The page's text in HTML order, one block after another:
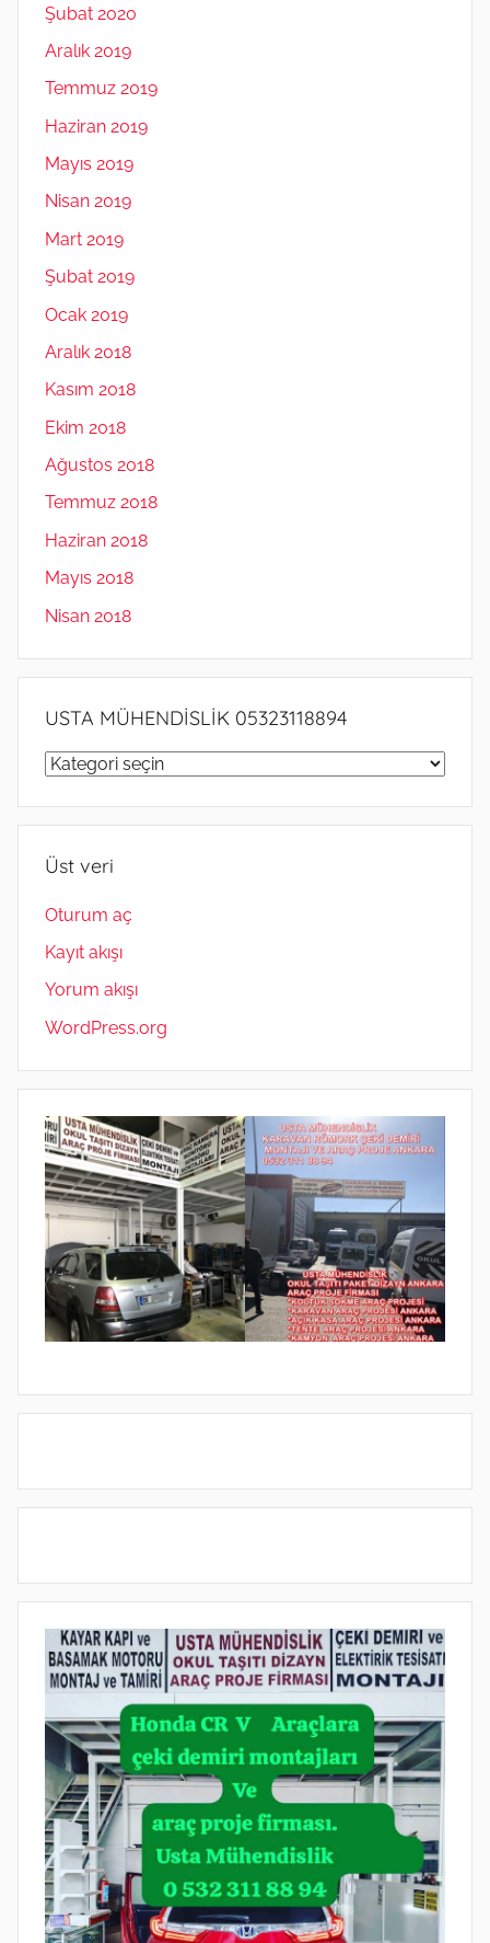
Şubat 2020
Aralık 2019
Temmuz 2019
Haziran 2019
Mayıs 2019
Nisan 2019
Mart 2019
Şubat 2019
Ocak 2019
Aralık 2018
Kasım 2018
Ekim 2018
Ağustos 2018
Temmuz 2018
Haziran 2018
Mayıs 2018
Nisan 2018
USTA MÜHENDİSLİK 05323118894
USTA
05323118894
Üst veri
Oturum aç
Kayıt akışı
Yorum akışı
WordPress.org